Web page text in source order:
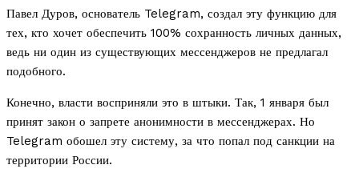
Павел Дуров, основатель Telegram, создал эту функцию для
тех, кто хочет обеспечить 100% сохранность личных данных,
ведь ни один из существующих мессенджеров не предлагал
подобного.
Конечно, власти восприняли это в штыки. Так, 1 января был
принят закон о запрете анонимности в мессенджерах. Но
Telegram обошел эту систему, за что попал под санкции на
территории России.